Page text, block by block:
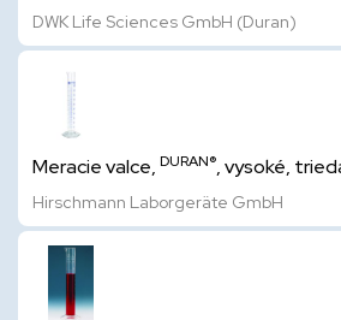
DWK Life Sciences GmbH (Duran)
Meracie valce, DURAN®, vysoké,
Hirschmann Laborgeräte GmbH